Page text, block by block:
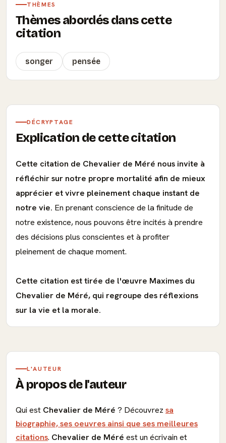
THÈMES
Thèmes abordés dans cette
citation
songer pensée
DÉCRYPTAGE
Explication de cette citation
Cette citation de Chevalier de Méré nous invite à
réfléchir sur notre propre mortalité afin de mieux
apprécier et vivre pleinement chaque instant de
notre vie. En prenant conscience de la finitude de
notre existence, nous pouvons être incités à prendre
des décisions plus conscientes et à profiter
pleinement de chaque moment.
Cette citation est tirée de l'œuvre Maximes du
Chevalier de Méré, qui regroupe des réflexions
sur la vie et la morale.
L'AUTEUR
À propos de l'auteur
Qui est Chevalier de Méré ? Découvrez sa
biographie, ses oeuvres ainsi que ses meilleures
citations. Chevalier de Méré est un écrivain et